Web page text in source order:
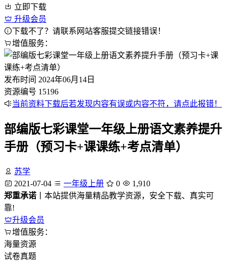
立即下载
升级会员
下载不了？请联系网站客服提交链接错误！
增值服务：
发布时间 2024年06月14日
资源编号 15196
当前资料下载后若发现内容有误或内容不符，请点此报错！
部编版七彩课堂一年级上册语文素养提升
手册（预习卡+课课练+考点清单）
苏学
2021-07-04
一年级上册 0
1,910
郑重承诺 丨本站提供海量精品教学资源，安全下载、真实可
靠!
升级会员
增值服务：
海量资源
试卷真题